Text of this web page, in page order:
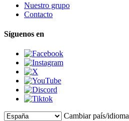
Nuestro grupo
Contacto
Síguenos en
Cambiar país/idioma